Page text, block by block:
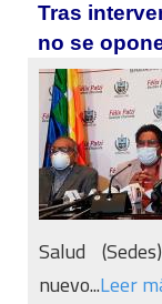
Tras
no se
Salud
nuevo...Leer